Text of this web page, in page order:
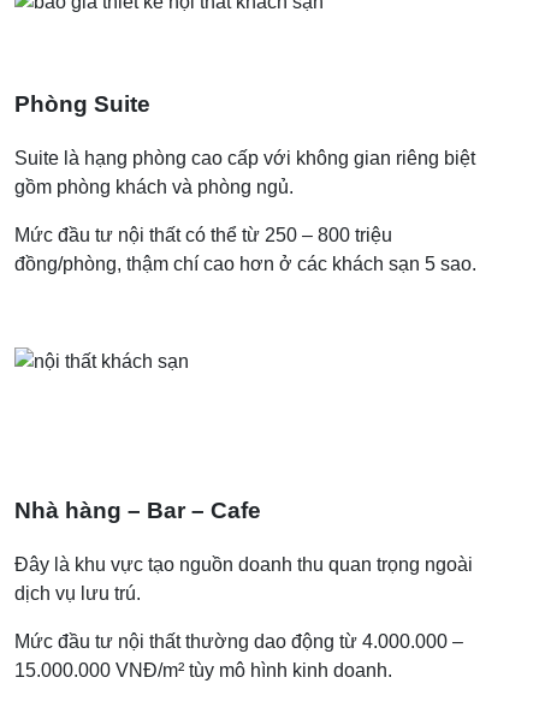
Phòng Suite
Suite là hạng phòng cao cấp với không gian riêng biệt
gồm phòng khách và phòng ngủ.
Mức đầu tư nội thất có thể từ 250 – 800 triệu
đồng/phòng, thậm chí cao hơn ở các khách sạn 5 sao.
Nhà hàng – Bar – Cafe
Đây là khu vực tạo nguồn doanh thu quan trọng ngoài
dịch vụ lưu trú.
Mức đầu tư nội thất thường dao động từ 4.000.000 –
15.000.000 VNĐ/m² tùy mô hình kinh doanh.